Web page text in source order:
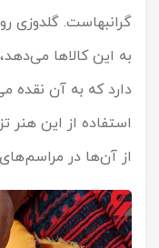
گرانبهاست. گلدوزی
به این کالاها
دارد که به آن نقده
استفاده از این هنر
از آن‌ها در